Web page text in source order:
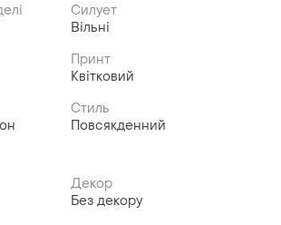
Силует
Вільні
Принт
Квітковий
Стиль
Повсякденний
Декор
Без декору